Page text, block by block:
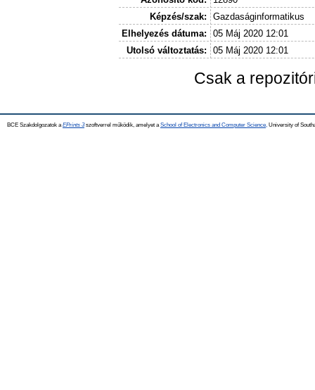
Képzés/szak:
Gazdaságinformatikus
Elhelyezés dátuma:
05 Máj 2020 12:01
Utolsó változtatás:
05 Máj 2020 12:01
Csak a
BCE Szakdolgozatok a EPrints 3szoftverrel működik, amelyet a School of Electronics and Computer Science, University of